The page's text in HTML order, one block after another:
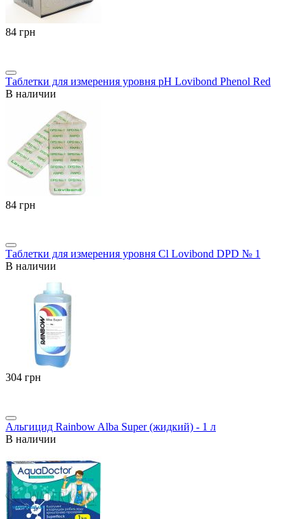
‍84‍ грн
Таблетки для измерения уровня pH Lovibond Phenol Red
В наличии
‍84‍ грн
Таблетки для измерения уровня Cl Lovibond DPD № 1
В наличии
‍304‍ грн
Альгицид Rainbow Alba Super (жидкий) - 1 л
В наличии